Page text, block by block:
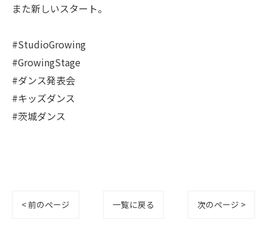
また新しいスタート。
#StudioGrowing
#GrowingStage
#ダンス発表会
#キッズダンス
#茨城ダンス
< 前のページ 一覧に戻る 次のページ >